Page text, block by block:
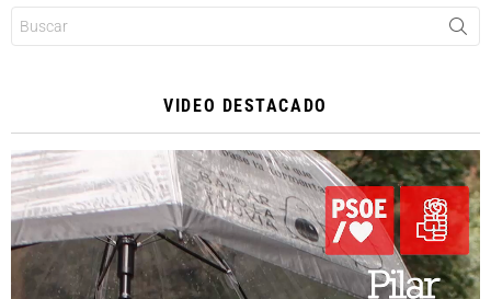
VIDEO DESTACADO
Reproductor
de
vídeo